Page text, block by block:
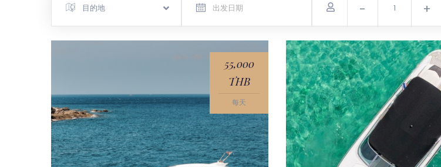
目的地 - +
55,000
THB
每天